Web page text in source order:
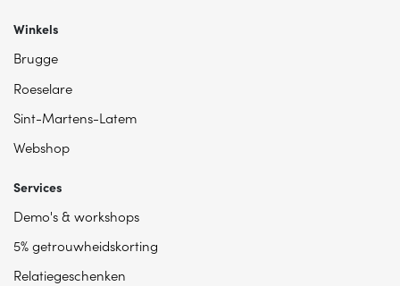
Winkels
Brugge
Roeselare
Sint-Martens-Latem
Webshop
Services
Demo's & workshops
5% getrouwheidskorting
Relatiegeschenken